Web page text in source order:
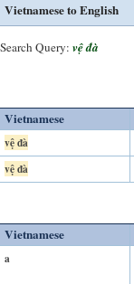
Vietnamese to English
Search Query: vệ đà
Vietnamese
vệ đà
vệ đà
Vietnamese
a